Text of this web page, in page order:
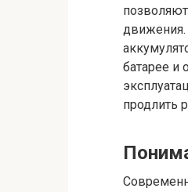
движения.
батарее и
продлить